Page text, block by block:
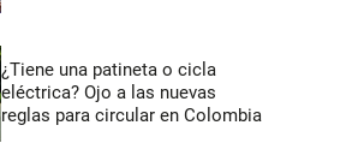
¿Tiene una patineta o cicla
eléctrica? Ojo a las nuevas
reglas para circular en Colombia